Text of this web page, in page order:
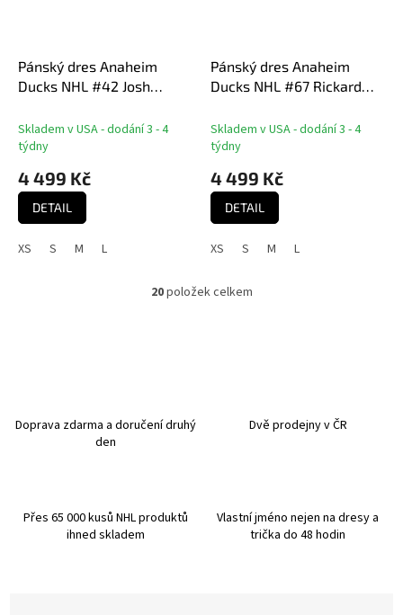
Pánský dres Anaheim
Ducks NHL #42 Josh
Jersey
Skladem v USA - dodání 3 - 4
týdny
4 499 Kč
DETAIL
XS S M L
Pánský dres Anaheim
Ducks NHL #67 Rickard
Jersey
Skladem v USA - dodání 3 - 4
týdny
4 499 Kč
DETAIL
XS S M L
O
20položek celkem
Doprava zdarma a doručení druhý
den
Dvě prodejny v ČR
Přes 65 000 kusů NHL produktů
ihned skladem
Vlastní jméno nejen na dresy a
trička do 48 hodin